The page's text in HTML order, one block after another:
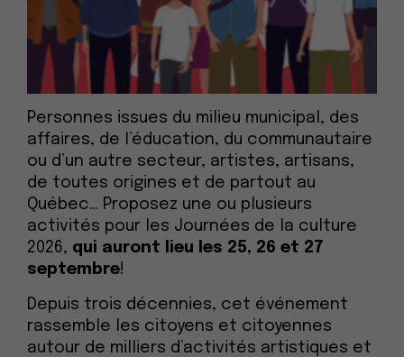
Personnes issues du milieu municipal, des
affaires, de l’éducation, du communautaire
ou d’un autre secteur, artistes, artisans,
de toutes origines et de partout au
Québec… Proposez une ou plusieurs
activités pour les Journées de la culture
2026, qui auront lieu les 25, 26 et 27
septembre!
Depuis trois décennies, cet événement
rassemble les citoyens et citoyennes
autour de milliers d’activités artistiques et